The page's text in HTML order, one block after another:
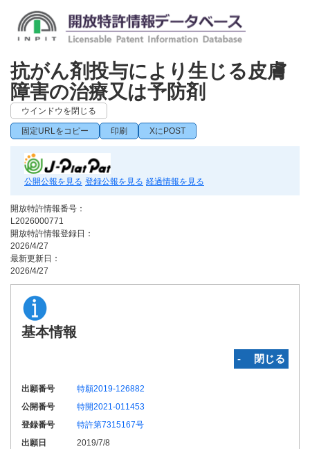
抗がん剤投与により生じる皮膚
障害の治療又は予防剤
ウインドウを閉じる
固定URLをコピー 印刷 XにPOST
公開公報を見る 登録公報を見る 経過情報を見る
開放特許情報番号：
L2026000771
開放特許情報登録日：
2026/4/27
最新更新日：
2026/4/27
基本情報
‐ 閉じる
出願番号
特願2019-126882
公開番号
特開2021-011453
登録番号
特許第7315167号
出願日
2019/7/8